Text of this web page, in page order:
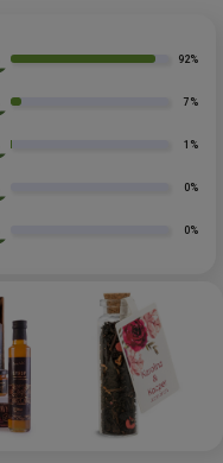
92%
7%
1%
0%
0%